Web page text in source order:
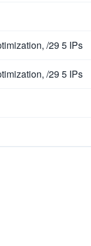
/29 5 IPs
/29 5 IPs